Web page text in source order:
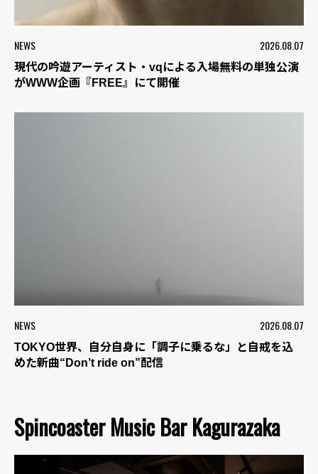
NEWS 2026.08.07
現代の吟遊アーティスト・vqによる入場無料の単独公演
がWWW企画『FREE』にて開催
NEWS 2026.08.07
TOKYO世界、自分自身に「調子に乗るな」と自戒を込
めた新曲“Don’t ride on”配信
Spincoaster Music Bar Kagurazaka